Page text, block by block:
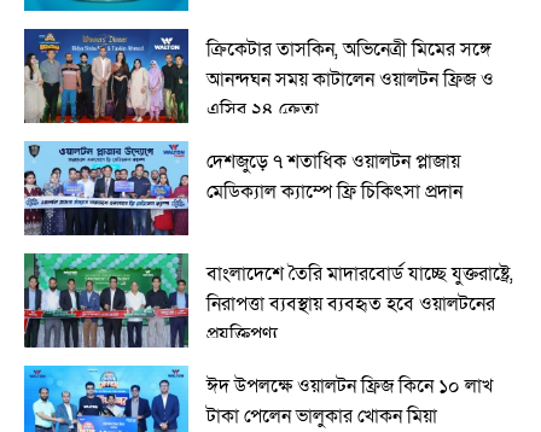
ক্রিকেটার তাসকিন, অভিনেত্রী মিমের সঙ্গে
আনন্দঘন সময় কাটালেন ওয়ালটন ফ্রিজ ও
এসির ২৪ ক্রেতা
দেশজুড়ে ৭ শতাধিক ওয়ালটন প্লাজায়
মেডিক্যাল ক্যাম্পে ফ্রি চিকিৎসা প্রদান
বাংলাদেশে তৈরি মাদারবোর্ড যাচ্ছে যুক্তরাষ্ট্রে,
নিরাপত্তা ব্যবস্থায় ব্যবহৃত হবে ওয়ালটনের
প্রযুক্তিপণ্য
ঈদ উপলক্ষে ওয়ালটন ফ্রিজ কিনে ১০ লাখ
টাকা পেলেন ভালুকার খোকন মিয়া